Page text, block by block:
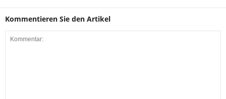
Kommentieren Sie den Artikel